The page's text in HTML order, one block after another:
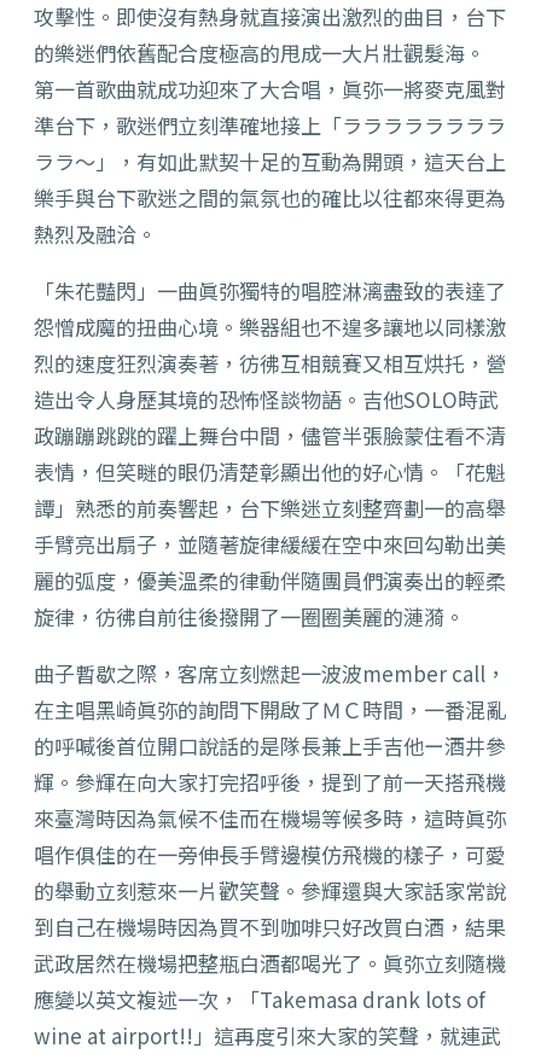
攻擊性。即使沒有熱身就直接演出激烈的曲目，台下
的樂迷們依舊配合度極高的甩成一大片壯觀髮海。
第一首歌曲就成功迎來了大合唱，眞弥一將麥克風對
準台下，歌迷們立刻準確地接上「ララララララララ
ララ～」，有如此默契十足的互動為開頭，這天台上
樂手與台下歌迷之間的氣氛也的確比以往都來得更為
熱烈及融洽。
「朱花豔閃」一曲眞弥獨特的唱腔淋漓盡致的表達了
怨憎成魔的扭曲心境。樂器組也不遑多讓地以同樣激
烈的速度狂烈演奏著，彷彿互相競賽又相互烘托，營
造出令人身歷其境的恐怖怪談物語。吉他SOLO時武
政蹦蹦跳跳的躍上舞台中間，儘管半張臉蒙住看不清
表情，但笑瞇的眼仍清楚彰顯出他的好心情。「花魁
譚」熟悉的前奏響起，台下樂迷立刻整齊劃一的高舉
手臂亮出扇子，並隨著旋律緩緩在空中來回勾勒出美
麗的弧度，優美溫柔的律動伴隨團員們演奏出的輕柔
旋律，彷彿自前往後撥開了一圈圈美麗的漣漪。
曲子暫歇之際，客席立刻燃起一波波member call，
在主唱黑崎眞弥的詢問下開啟了ＭＣ時間，一番混亂
的呼喊後首位開口說話的是隊長兼上手吉他ー酒井參
輝。參輝在向大家打完招呼後，提到了前一天搭飛機
來臺灣時因為氣候不佳而在機場等候多時，這時眞弥
唱作俱佳的在一旁伸長手臂邊模仿飛機的樣子，可愛
的舉動立刻惹來一片歡笑聲。參輝還與大家話家常說
到自己在機場時因為買不到咖啡只好改買白酒，結果
武政居然在機場把整瓶白酒都喝光了。眞弥立刻隨機
應變以英文複述一次，「Takemasa drank lots of
wine at airport!!」這再度引來大家的笑聲，就連武